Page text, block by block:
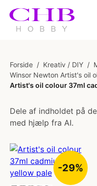
Forside / Kreativ / DIY /
Winsor Newton Artist's oil
Artist's oil colour 37ml
Dele af indholdet på
med hjælp fra AI.
-29%